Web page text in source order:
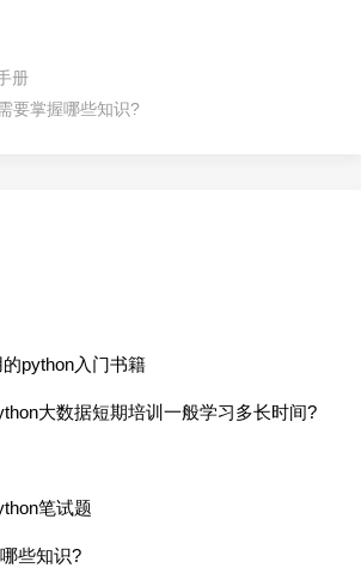
册
要掌握哪些知识?
python入门书籍
大数据短期培训一般学习多长时间?
笔试题
些知识?